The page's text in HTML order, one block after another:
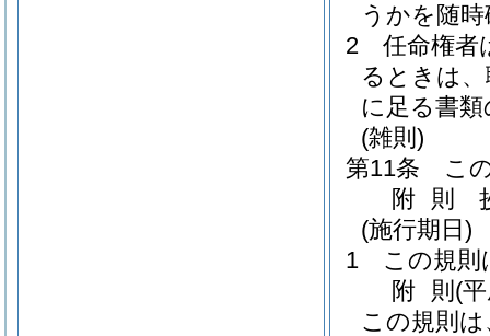
うかを随
2
任命権者
るときは
に足る書
(雑則)
第11条
こ
附 則
(施行期日)
1
この規則
附 則 (
この規則